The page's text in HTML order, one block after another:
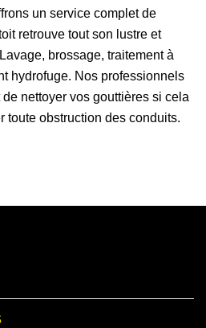
un service complet de
retrouve tout son lustre et
brossage, traitement à
hydrofuge. Nos professionnels
nettoyer vos gouttières si cela
toute obstruction des conduits.